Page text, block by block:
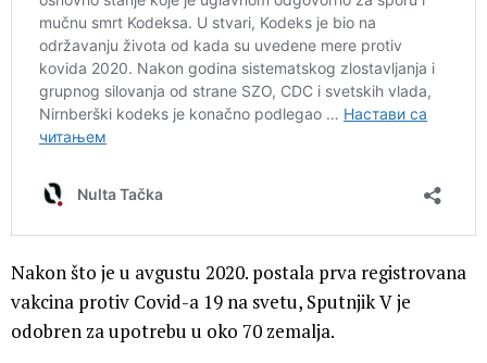
Nakon što je u avgustu 2020. postala prva registrovana
vakcina protiv Covid-a 19 na svetu, Sputnjik V je
odobren za upotrebu u oko 70 zemalja.